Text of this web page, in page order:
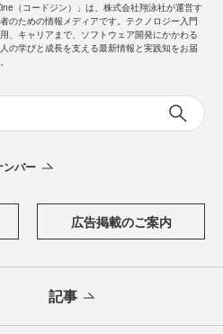
（コードジン）」は、株式会社翔泳社が運営す
のための情報メディアです。テクノロジー入門
、キャリアまで、ソフトウェア開発にかかわる
の学びと成長を支える最新情報と実践知をお届
ンバー
広告掲載のご案内
記事